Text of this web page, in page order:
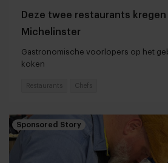
Deze twee restaurants
Michelinster
Gastronomische voorlopers op het
koken
Restaurants Chefs
Sponsored Story